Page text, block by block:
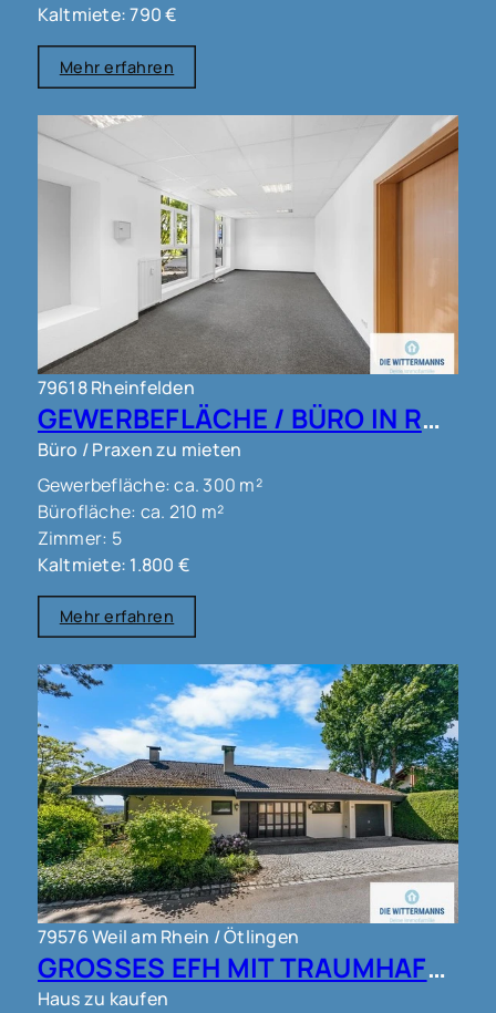
Kaltmiete: 790 €
Mehr erfahren
79618 Rheinfelden
GEWERBEFLÄCHE / BÜRO IN RHEINFELDEN !!!
Büro / Praxen zu mieten
Gewerbefläche: ca. 300 m²
Bürofläche: ca. 210 m²
Zimmer: 5
Kaltmiete: 1.800 €
Mehr erfahren
79576 Weil am Rhein / Ötlingen
GROSSES EFH MIT TRAUMHAFTEM AUSBLICK IN WEIL AM RHEIN OT ÖTLINGEN !!!
Haus zu kaufen